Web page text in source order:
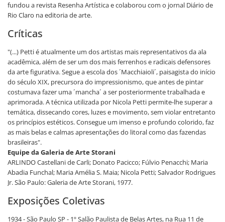
fundou a revista Resenha Artística e colaborou com o jornal Diário de
Rio Claro na editoria de arte.
Críticas
"(...) Petti é atualmente um dos artistas mais representativos da ala
acadêmica, além de ser um dos mais ferrenhos e radicais defensores
da arte figurativa. Segue a escola dos ´Macchiaioli´, paisagista do início
do século XIX, precursora do impressionismo, que antes de pintar
costumava fazer uma ´mancha´ a ser posteriormente trabalhada e
aprimorada. A técnica utilizada por Nicola Petti permite-lhe superar a
temática, dissecando cores, luzes e movimento, sem violar entretanto
os princípios estéticos. Consegue um imenso e profundo colorido, faz
as mais belas e calmas apresentações do litoral como das fazendas
brasileiras".
Equipe da Galeria de Arte Storani
ARLINDO Castellani de Carli; Donato Pacicco; Fúlvio Penacchi; Maria
Abadia Funchal; Maria Amélia S. Maia; Nicola Petti; Salvador Rodrigues
Jr. São Paulo: Galeria de Arte Storani, 1977.
Exposições Coletivas
1934 - São Paulo SP - 1º Salão Paulista de Belas Artes, na Rua 11 de